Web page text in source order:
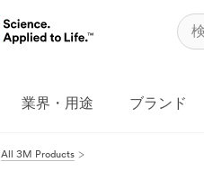
業界・用途 ブランド
All 3M Products